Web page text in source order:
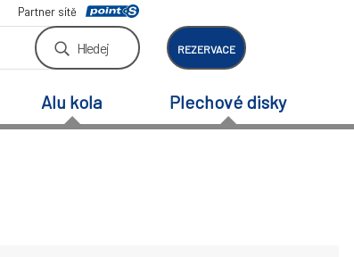
Partner sítě
Hledej REZERVACE
Alu kola Plechové disky